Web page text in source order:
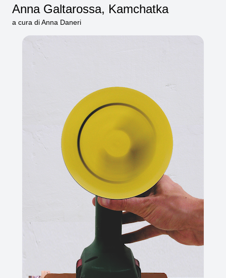
Anna Galtarossa, Kamchatka
a cura di Anna Daneri